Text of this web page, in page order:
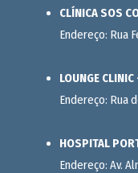
CLÍNICA SOS
Endereço: Rua
LOUNGE
Endereço: Rua
HOSPITAL
Endereço: Av.